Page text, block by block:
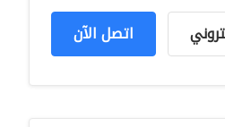
اتصل الآن